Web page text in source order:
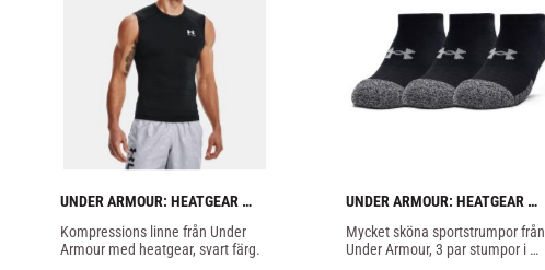
UNDER ARMOUR: HEATGEAR
KOMPRESSIONS LINNE - SVART
Kompressions linne från Under
Armour med heatgear, svart färg.
UNDER ARMOUR: HEATGEAR
STRUMPOR 3-PACK SVART
Mycket sköna sportstrumpor från
Under Armour, 3 par stumpor i